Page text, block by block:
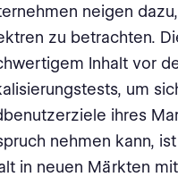
neigen
zu betrachten.
Inhalt vor
um
ihres
nehmen kann,
in neuen Märkten